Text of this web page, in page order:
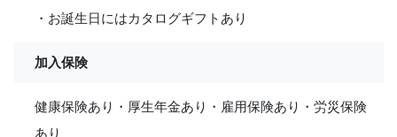
・お誕生日にはカタログギフトあり
加入保険
健康保険あり・厚生年金あり・雇用保険あり・労災保険
あり